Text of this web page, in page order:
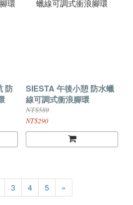
防
SIESTA 午後小憩 防水蠟
線可調式衝浪腳環
NT$580
NT$290
3 4 5 »